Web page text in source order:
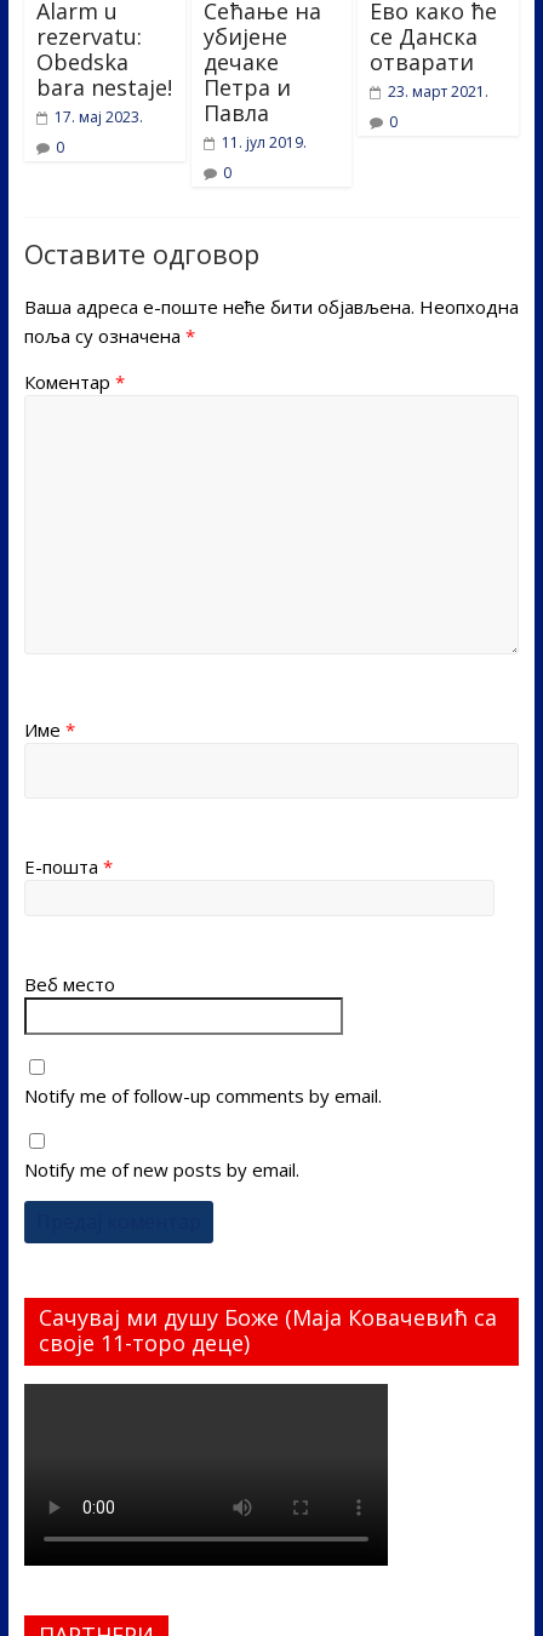
Alarm u
rezervatu:
Obedska
bara nestaje!
17. мај 2023.
0
Сећање на
убијене
дечаке
Петра и
Павла
11. јул 2019.
0
Ево како ће
се Данска
отварати
23. март 2021.
0
Оставите одговор
Ваша адреса е-поште неће бити објављена. Неопходна
поља су означена *
Коментар *
Име *
Е-пошта *
Веб место
Notify me of follow-up comments by email.
Notify me of new posts by email.
Сачувај ми душу Боже (Маја Ковачевић са
своје 11-торо деце)